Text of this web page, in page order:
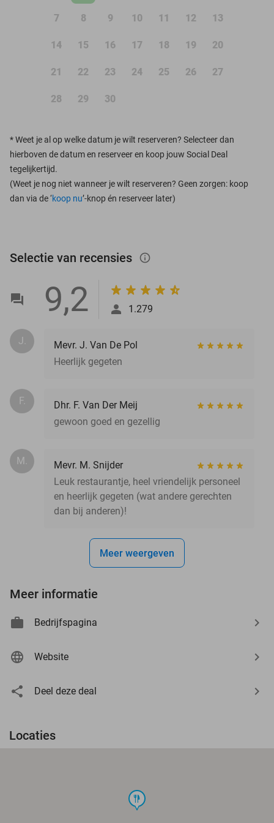
7 8 9 10 11 12 13
14 15 16 17 18 19 20
21 22 23 24 25 26 27
28 29 30
*Weet je al op welke datum je wilt reserveren? Selecteer dan
hierboven de datum en reserveer en koop jouw Social Deal
tegelijkertijd.
(Weet je nog niet wanneer je wilt reserveren? Geen zorgen: koop
dan via de ‘koop nu’-knop én reserveer later)
Selectie van recensies info_outlined
9,2 1.279
J.
Mevr. J. Van De Pol
Heerlijk gegeten
F.
Dhr. F. Van Der Meij
gewoon goed en gezellig
M.
Mevr. M. Snijder
Leuk restaurantje, heel vriendelijk personeel
en heerlijk gegeten (wat andere gerechten
dan bij anderen)!
Meer weergeven
Meer informatie
Bedrijfspagina
Website
Deel deze deal
Locaties
food